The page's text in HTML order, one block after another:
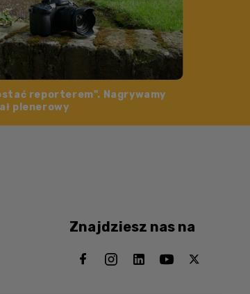
reporterem". Nagrywamy
plenerowy
Znajdziesz nas na